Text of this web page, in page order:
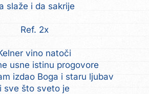
slaže i da sakrije
Ref. 2x
vino natoči
usne istinu progovore
izdao Boga i staru ljubav
i sve što sveto je